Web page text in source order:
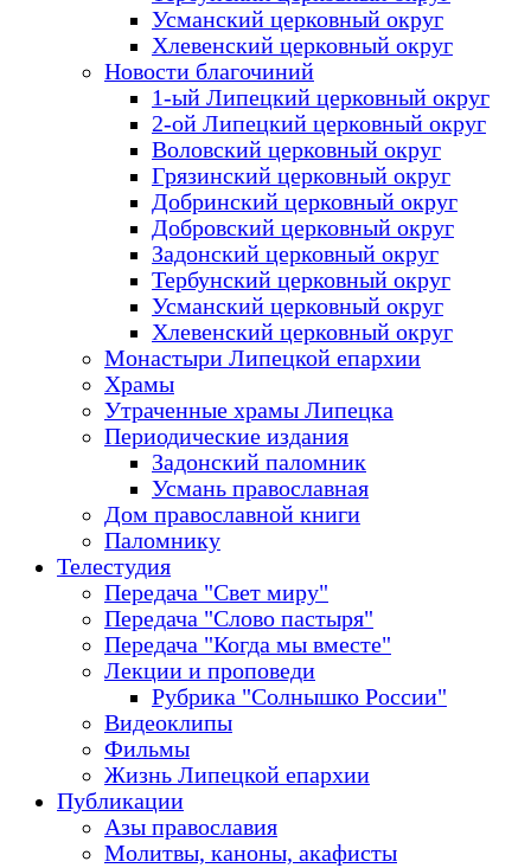
Усманский церковный округ
Хлевенский церковный округ
Новости благочиний
1-ый Липецкий церковный округ
2-ой Липецкий церковный округ
Воловский церковный округ
Грязинский церковный округ
Добринский церковный округ
Добровский церковный округ
Задонский церковный округ
Тербунский церковный округ
Усманский церковный округ
Хлевенский церковный округ
Монастыри Липецкой епархии
Храмы
Утраченные храмы Липецка
Периодические издания
Задонский паломник
Усмань православная
Дом православной книги
Паломнику
Телестудия
Передача "Свет миру"
Передача "Слово пастыря"
Передача "Когда мы вместе"
Лекции и проповеди
Рубрика "Солнышко России"
Видеоклипы
Фильмы
Жизнь Липецкой епархии
Публикации
Азы православия
Молитвы, каноны, акафисты